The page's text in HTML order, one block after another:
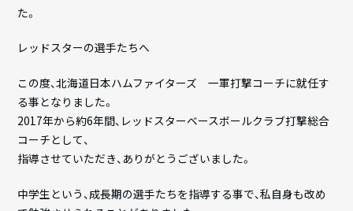
た。
レッドスターの選手たちへ
この度、北海道日本ハムファイターズ 一軍打撃コーチに就任す
る事となりました。
2017年から約6年間、レッドスターベースボールクラブ打撃総合
コーチとして、
指導させていただき、ありがとうございました。
中学生という、成長期の選手たちを指導する事で、私自身も改め